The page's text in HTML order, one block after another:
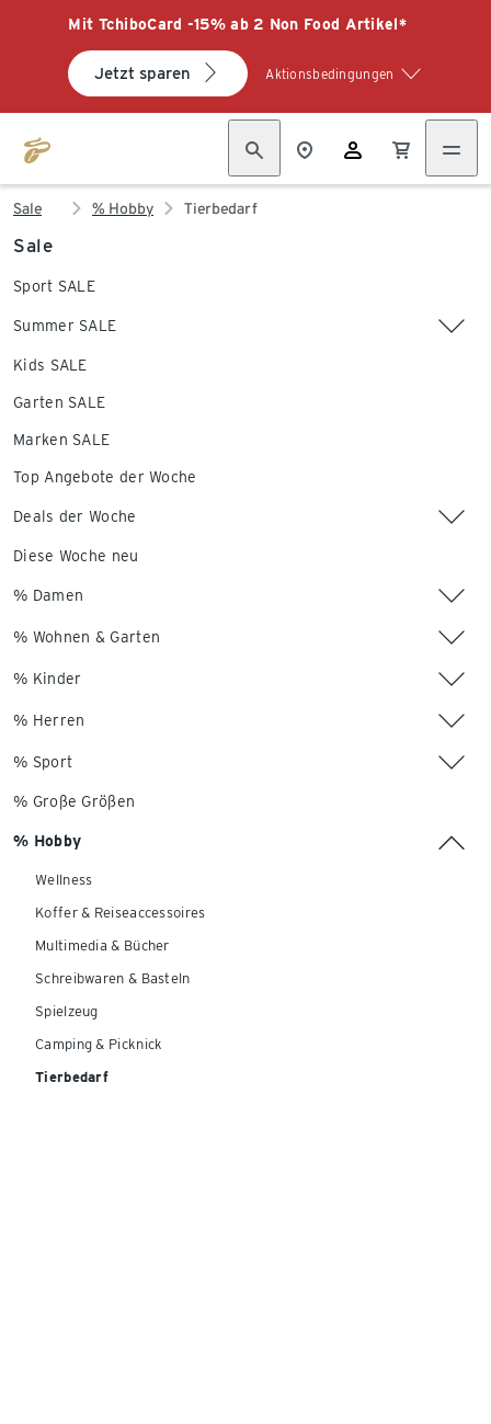
Mit TchiboCard -15% ab 2 Non Food Artikel*
Jetzt sparen Aktionsbedingungen
Sale % Hobby Tierbedarf
Sale
Sport SALE
Summer SALE
Kids SALE
Garten SALE
Marken SALE
Top Angebote der Woche
Deals der Woche
Diese Woche neu
% Damen
% Wohnen & Garten
% Kinder
% Herren
% Sport
% Große Größen
% Hobby
Wellness
Koffer & Reiseaccessoires
Multimedia & Bücher
Schreibwaren & Basteln
Spielzeug
Camping & Picknick
Tierbedarf